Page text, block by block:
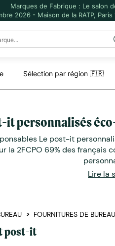
Marques de Fabrique : Le salon
2026 - Maison de la RATP, Paris
Sélection par région 🇫🇷
it personnalisés
Le post-it
la 2FCPO 69% des
Lire la
FOURNITURES DE BUREAU
post-it